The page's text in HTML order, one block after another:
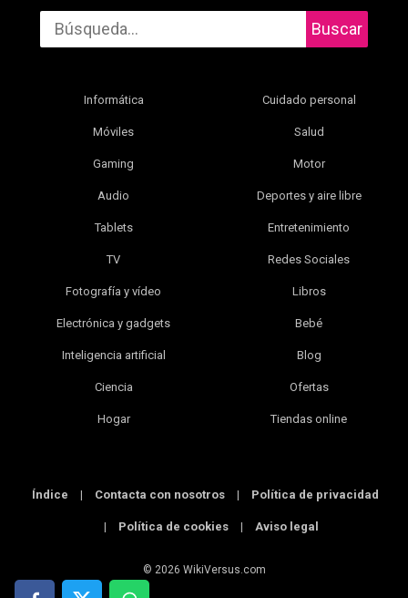
Buscar
Informática
Móviles
Gaming
Audio
Tablets
TV
Fotografía y vídeo
Electrónica y gadgets
Inteligencia artificial
Ciencia
Hogar
Cuidado personal
Salud
Motor
Deportes y aire libre
Entretenimiento
Redes Sociales
Libros
Bebé
Blog
Ofertas
Tiendas online
Índice | Contacta con nosotros | Política de privacidad
| Política de cookies | Aviso legal
© 2026 WikiVersus.com